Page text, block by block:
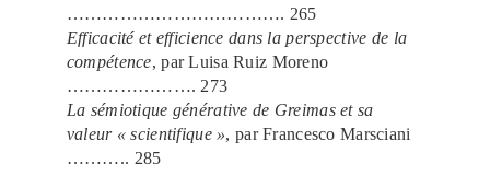
………………………………. 265
Efficacité et efficience dans la perspective de la
compétence, par Luisa Ruiz Moreno
…………………. 273
La sémiotique générative de Greimas et sa
valeur « scientifique », par Francesco Marsciani
……….. 285